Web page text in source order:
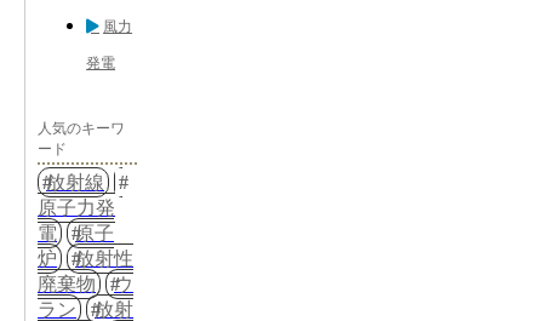
風力
発電
人気のキーワ
ード
放射線
原子力発
電
原子
炉
放射性
廃棄物
ウ
ラン
放射